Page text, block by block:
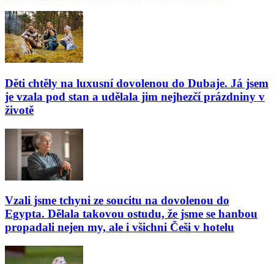
Děti chtěly na luxusní dovolenou do Dubaje. Já jsem
je vzala pod stan a udělala jim nejhezčí prázdniny v
životě
Vzali jsme tchyni ze soucitu na dovolenou do
Egypta. Dělala takovou ostudu, že jsme se hanbou
propadali nejen my, ale i všichni Češi v hotelu